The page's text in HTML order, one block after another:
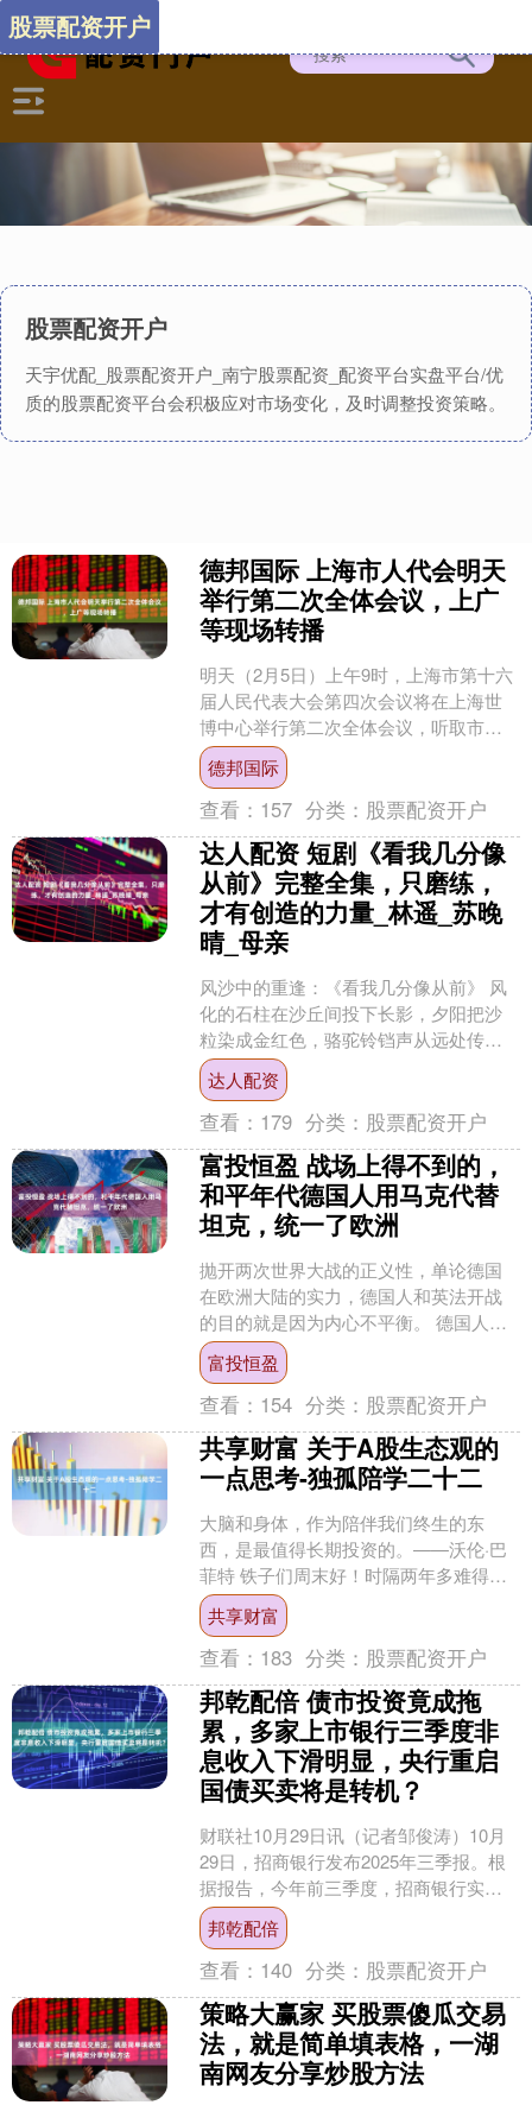
股票配资开户
天宇优配_股票配资开户_南宁股票配资_配资平台实盘平台/优
质的股票配资平台会积极应对市场变化，及时调整投资策略。
股票配资开户
德邦国际 上海市人代会明天
举行第二次全体会议，上广
等现场转播
明天（2月5日）上午9时，上海市第十六
届人民代表大会第四次会议将在上海世
博中心举行第二次全体会议，听取市人
大常委会工作报告、市高级人民法院工
作报告和市人民检察院....
德邦国际
查看： 157 分类： 股票配资开户
达人配资 短剧《看我几分像
从前》完整全集，只磨练，
才有创造的力量_林遥_苏晚
晴_母亲
风沙中的重逢：《看我几分像从前》 风
化的石柱在沙丘间投下长影，夕阳把沙
粒染成金红色，骆驼铃铛声从远处传
来，脚印很快被风沙掩埋。在这片苍茫
无垠的戈壁深处，一段尘封....
达人配资
查看： 179 分类： 股票配资开户
富投恒盈 战场上得不到的，
和平年代德国人用马克代替
坦克，统一了欧洲
抛开两次世界大战的正义性，单论德国
在欧洲大陆的实力，德国人和英法开战
的目的就是因为内心不平衡。 德国人因
为国家的分裂，错过了殖民“红利”，看着
英国人和法国人拥有....
富投恒盈
查看： 154 分类： 股票配资开户
共享财富 关于A股生态观的
一点思考-独孤陪学二十二
大脑和身体，作为陪伴我们终生的东
西，是最值得长期投资的。——沃伦·巴
菲特 铁子们周末好！时隔两年多难得又
来到了咱们的剑门陪学时间，我是你们
的陪学人-独孤！一起相....
共享财富
查看： 183 分类： 股票配资开户
邦乾配倍 债市投资竟成拖
累，多家上市银行三季度非
息收入下滑明显，央行重启
国债买卖将是转机？
财联社10月29日讯（记者邹俊涛）10月
29日，招商银行发布2025年三季报。根
据报告，今年前三季度，招商银行实现
营收2514.20亿元，同比下滑0.51%。
导....
邦乾配倍
查看： 140 分类： 股票配资开户
策略大赢家 买股票傻瓜交易
法，就是简单填表格，一湖
南网友分享炒股方法